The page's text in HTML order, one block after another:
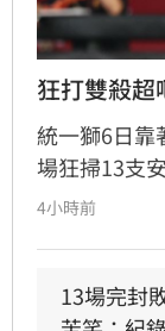
狂打雙殺超
統一獅6日靠
場狂掃13支
透露因為上
4小時前
13場完封